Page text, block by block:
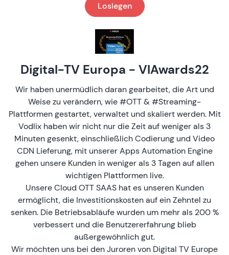
Loslegen
Digital-TV Europa - VIAwards22
Wir haben unermüdlich daran gearbeitet, die Art und
Weise zu verändern, wie #OTT & #Streaming-
Plattformen gestartet, verwaltet und skaliert werden. Mit
Vodlix haben wir nicht nur die Zeit auf weniger als 3
Minuten gesenkt, einschließlich Codierung und Video
CDN Lieferung, mit unserer Apps Automation Engine
gehen unsere Kunden in weniger als 3 Tagen auf allen
wichtigen Plattformen live.
Unsere Cloud OTT SAAS hat es unseren Kunden
ermöglicht, die Investitionskosten auf ein Zehntel zu
senken. Die Betriebsabläufe wurden um mehr als 200 %
verbessert und die Benutzererfahrung blieb
außergewöhnlich gut.
Wir möchten uns bei den Juroren von Digital TV Europe